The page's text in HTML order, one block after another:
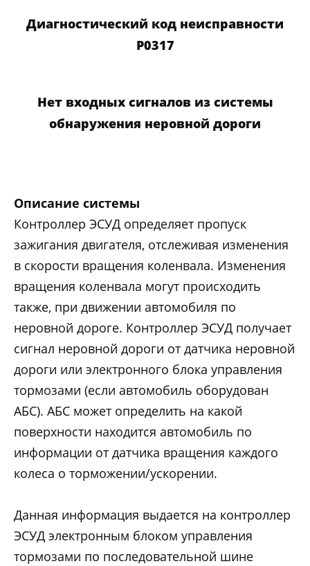
Диагностический код неисправности
P0317
Нет входных сигналов из системы
обнаружения неровной дороги
Описание системы
Контроллер ЭСУД определяет пропуск
зажигания двигателя, отслеживая изменения
в скорости вращения коленвала. Изменения
вращения коленвала могут происходить
также, при движении автомобиля по
неровной дороге. Контроллер ЭСУД получает
сигнал неровной дороги от датчика неровной
дороги или электронного блока управления
тормозами (если автомобиль оборудован
АБС). АБС может определить на какой
поверхности находится автомобиль по
информации от датчика вращения каждого
колеса о торможении/ускорении.
Данная информация выдается на контроллер
ЭСУД электронным блоком управления
тормозами по последовательной шине